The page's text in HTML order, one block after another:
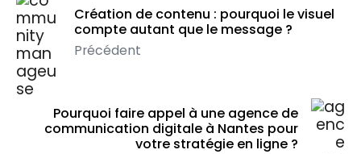
Création de contenu : pourquoi le visuel
compte autant que le message ?
Précédent
Pourquoi faire appel à une agence de
communication digitale à Nantes pour
votre stratégie en ligne ?